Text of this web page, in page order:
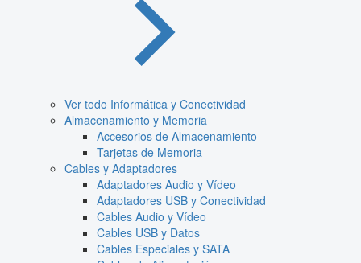
Ver todo Informática y Conectividad
Almacenamiento y Memoria
Accesorios de Almacenamiento
Tarjetas de Memoria
Cables y Adaptadores
Adaptadores Audio y Vídeo
Adaptadores USB y Conectividad
Cables Audio y Vídeo
Cables USB y Datos
Cables Especiales y SATA